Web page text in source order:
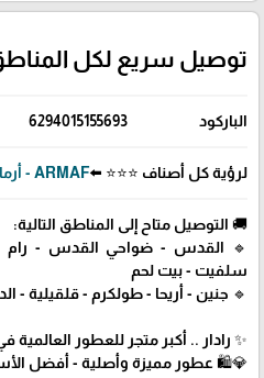
توصيل سريع لكل
الباركود 6294015155693
لرؤية كل أصناف ⭐⭐⭐ ⬅️ARMAF - أرماف
🚚 التوصيل متاح إلى المناطق التالية:
🔹 القدس - ضواحي القدس - رام
سلفيت - بيت لحم
🔹 جنين - أريحا - طولكرم - قلقيلية -
✨ رادار .. أكبر متجر للعطور
💎🛍️ عطور مميزة وأصلية - أفضل